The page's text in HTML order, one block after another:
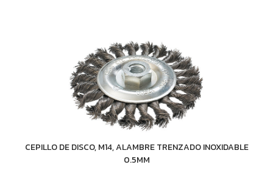
CEPILLO DE DISCO, M14, ALAMBRE TRENZADO INOXIDABLE
0.5MM